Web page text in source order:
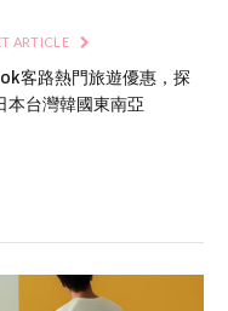
ARTICLE
客路熱門旅遊優惠，探
本台灣韓國東南亞